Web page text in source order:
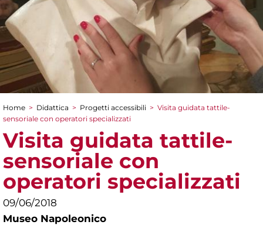
Tu sei qui
Home > Didattica > Progetti accessibili > Visita guidata tattile-
sensoriale con operatori specializzati
Visita guidata tattile-
sensoriale con
operatori specializzati
09/06/2018
Museo Napoleonico